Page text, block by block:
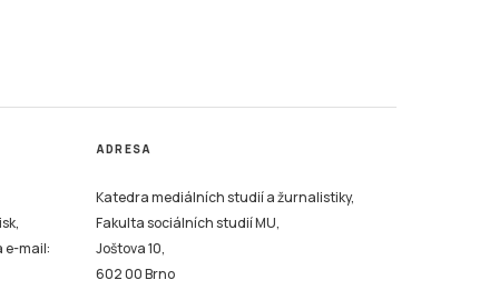
mail:
Katedra mediálních studií a žurnalistiky,
Joštova 10,
REDAKCE